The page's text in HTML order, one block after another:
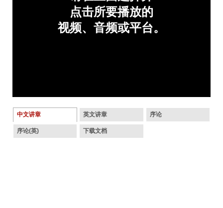
中文讲章 英文讲章 序论
序论(英) 下载文档